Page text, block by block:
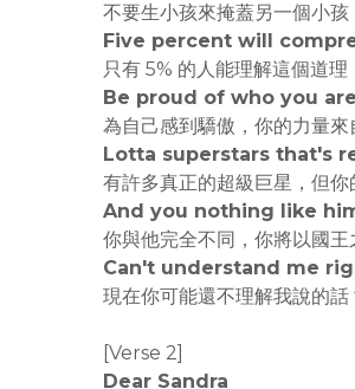
不要生小孩來掩蓋另一個小
Five percent will
只有 5% 的人能理解這個道
Be proud of who you
為自己感到驕傲，你的力量來
Lotta superstars that's
有許多真正的超級巨星，但
And you nothing like
你與他完全不同，你將以國王
Can't understand me
現在你可能還不理解我說的
[Verse 2]
Dear Sandra